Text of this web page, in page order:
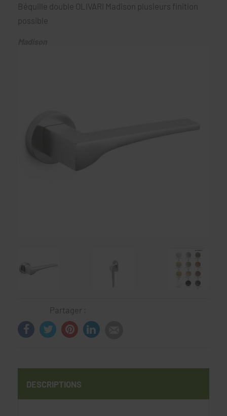
Béquille double OLIVARI Madison plusieurs finition
possible
Partager :
DESCRIPTIONS